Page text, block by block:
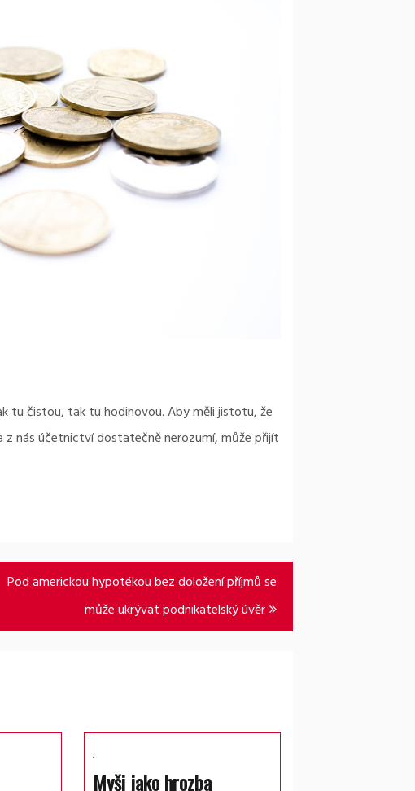
tu čistou, tak tu hodinovou. Aby měli jistotu, že
nás účetnictví dostatečně nerozumí, může přijít
Pod americkou hypotékou bez doložení příjmů se
může ukrývat podnikatelský úvěr
Myši jako hrozba